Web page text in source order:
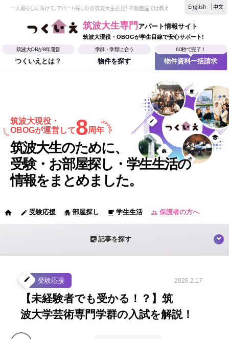
一人暮らしに向けて、アパート探し中の筑波大生必見！ 不動産屋では教えてくれない、筑波大生なら
English 中文
筑波大生専門 アパート情報サイト
筑波大現役・OBOGが学生目線で安心サポート!
筑波大OBが8年運営
つくいえとは？
学群・学類に合う
物件を探す
60秒で完了！
物件資料一括請求
筑波大現役・
OBOGが運営して8周年
筑波大生のために、
受験・お部屋探し・学生生活の
情報をまとめました。
home edit 受験応援 apartment 部屋探し local_cafe 学生生活 supervisor_account 保護者の方へ
sticky_note_2 記事を探す
create 受験応援 2026.2.17
【未経験者でも受かる！？】筑
波大学芸術専門学群の入試を解説！